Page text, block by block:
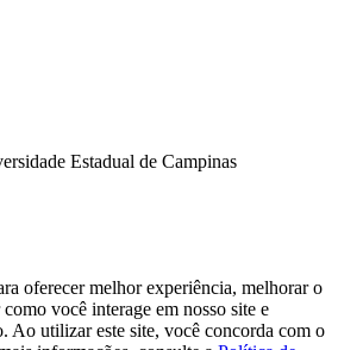
Estadual de Campinas
oferecer melhor experiência, melhorar o
você interage em nosso site e
Ao utilizar este site, você concorda com o